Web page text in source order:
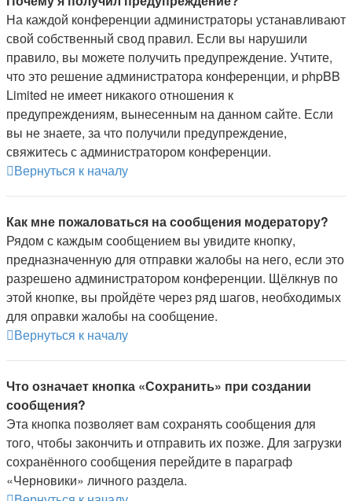
На каждой конференции администраторы устанавливают
свой собственный свод правил. Если вы нарушили
правило, вы можете получить предупреждение. Учтите,
что это решение администратора конференции, и phpBB
Limited не имеет никакого отношения к
предупреждениям, вынесенным на данном сайте. Если
вы не знаете, за что получили предупреждение,
свяжитесь с администратором конференции.
Вернуться к началу
Как мне пожаловаться на сообщения модератору?
Рядом с каждым сообщением вы увидите кнопку,
предназначенную для отправки жалобы на него, если это
разрешено администратором конференции. Щёлкнув по
этой кнопке, вы пройдёте через ряд шагов, необходимых
для оправки жалобы на сообщение.
Вернуться к началу
Что означает кнопка «Сохранить» при создании
сообщения?
Эта кнопка позволяет вам сохранять сообщения для
того, чтобы закончить и отправить их позже. Для загрузки
сохранённого сообщения перейдите в параграф
«Черновики» личного раздела.